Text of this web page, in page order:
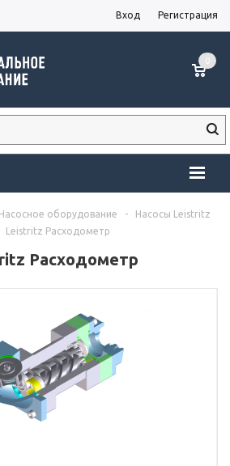
Вход Регистрация
0
Насосное оборудование -
Насосы Leistritz
Leistritz Расходометр
Расходометр